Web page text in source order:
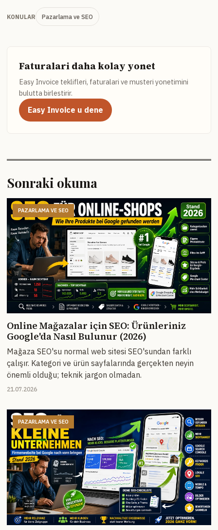
KONULAR Pazarlama ve SEO
Faturalari daha kolay yonet
Easy Invoice teklifleri, faturalari ve musteri yonetimini
bulutta birlestirir.
Easy Invoice u dene
Sonraki okuma
PAZARLAMA VE SEO
Online Mağazalar için SEO: Ürünleriniz
Google'da Nasıl Bulunur (2026)
Mağaza SEO'su normal web sitesi SEO'sundan farklı
çalışır. Kategori ve ürün sayfalarında gerçekten neyin
önemli olduğu; teknik jargon olmadan.
21.07.2026
PAZARLAMA VE SEO